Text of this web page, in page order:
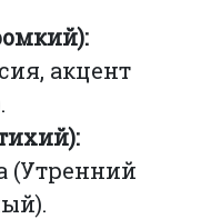
акцент
(Утренний